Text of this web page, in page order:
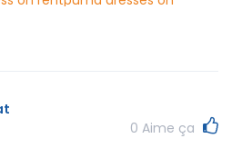
0 Aime ça